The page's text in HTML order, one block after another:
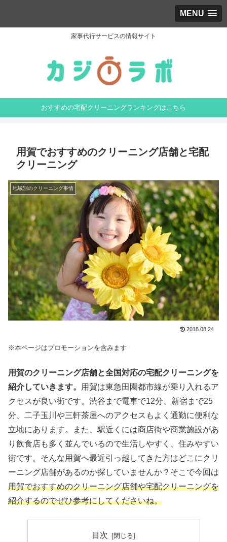
MENU
家事代行サービスの情報サイト
おすすめの宅配クリーニングランキングはこちら
用賀でおすすめのクリーニング店舗と宅配
クリーニング
地域別のクリーニング事情
2018.08.24
※本ページはプロモーションを含みます
用賀のクリーニング店舗と全国対応の宅配クリーニングを
紹介していきます。 用賀は東急田園都市線が乗り入れるア
クセスが良い街です。渋谷まで電車で12分、新宿まで25
分、二子玉川や三軒茶屋へのアクセスもよく通勤に便利な
立地にあります。また、駅近くには商店街や商業施設があ
り飲食店も多く並んでいるので生活しやすく、住みやすい
街です。そんな用賀へ最近引っ越してきた方はどこにクリ
ーニング店舗があるのか探していませんか？そこで今回は
用賀でおすすめのクリーニング店舗や宅配クリーニングを
紹介するのでぜひ参考にしてくださいね。
目次